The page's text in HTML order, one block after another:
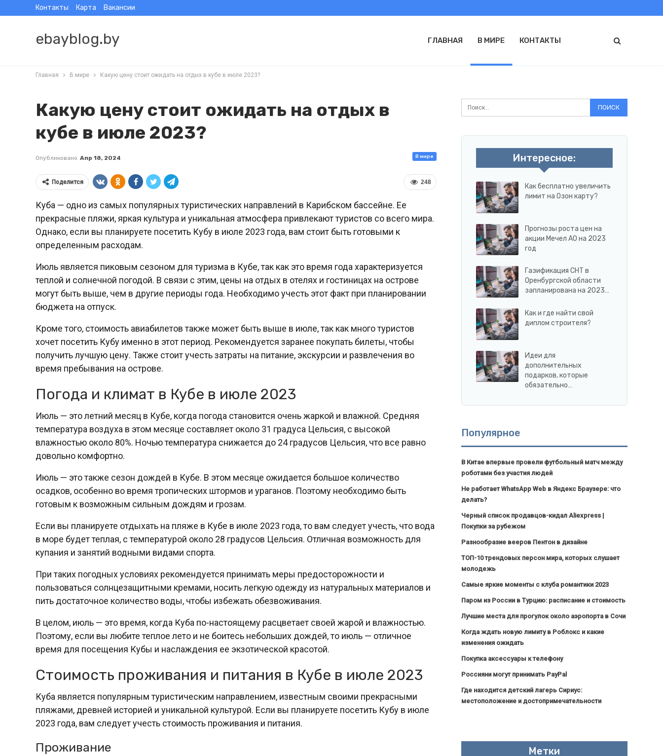
Контакты Карта Вакансии
ebayblog.by ГЛАВНАЯ В МИРЕ КОНТАКТЫ
Главная В мире Какую цену стоит ожидать на отдых в кубе в июле 2023?
Какую цену стоит ожидать на отдых в
кубе в июле 2023?
В мире
Опубликовано Апр 18, 2024
248
Поделится
Куба — одно из самых популярных туристических направлений в Карибском бассейне. Ее
прекрасные пляжи, яркая культура и уникальная атмосфера привлекают туристов со всего мира.
Однако, если вы планируете посетить Кубу в июле 2023 года, вам стоит быть готовыми к
определенным расходам.
Июль является пиковым сезоном для туризма в Кубе, так как это время года характеризуется
теплой и солнечной погодой. В связи с этим, цены на отдых в отелях и гостиницах на острове
могут быть выше, чем в другие периоды года. Необходимо учесть этот факт при планировании
бюджета на отпуск.
Кроме того, стоимость авиабилетов также может быть выше в июле, так как много туристов
хочет посетить Кубу именно в этот период. Рекомендуется заранее покупать билеты, чтобы
получить лучшую цену. Также стоит учесть затраты на питание, экскурсии и развлечения во
время пребывания на острове.
Погода и климат в Кубе в июле 2023
Июль — это летний месяц в Кубе, когда погода становится очень жаркой и влажной. Средняя
температура воздуха в этом месяце составляет около 31 градуса Цельсия, с высокой
влажностью около 80%. Ночью температура снижается до 24 градусов Цельсия, что все равно
довольно комфортно.
Июль — это также сезон дождей в Кубе. В этом месяце ожидается большое количество
осадков, особенно во время тропических штормов и ураганов. Поэтому необходимо быть
готовым к возможным сильным дождям и грозам.
Если вы планируете отдыхать на пляже в Кубе в июле 2023 года, то вам следует учесть, что вода
в море будет теплая, с температурой около 28 градусов Цельсия. Отличная возможность для
купания и занятий водными видами спорта.
При таких погодных условиях рекомендуется принимать меры предосторожности и
пользоваться солнцезащитными кремами, носить легкую одежду из натуральных материалов и
пить достаточное количество воды, чтобы избежать обезвоживания.
В целом, июль — это время, когда Куба по-настоящему расцветает своей жарой и влажностью.
Поэтому, если вы любите теплое лето и не боитесь небольших дождей, то июль — отличное
время для посещения Кубы и наслаждения ее экзотической красотой.
Стоимость проживания и питания в Кубе в июле 2023
Куба является популярным туристическим направлением, известным своими прекрасными
пляжами, древней историей и уникальной культурой. Если вы планируете посетить Кубу в июле
2023 года, вам следует учесть стоимость проживания и питания.
Проживание
Интересное:
Как бесплатно увеличить
лимит на Озон карту?
Прогнозы роста цен на
акции Мечел АО на 2023
год
Газификация СНТ в
Оренбургской области
запланирована на 2023…
Как и где найти свой
диплом строителя?
Идеи для
дополнительных
подарков, которые
обязательно…
Популярное
В Китае впервые провели футбольный матч между
роботами без участия людей
Не работает WhatsApp Web в Яндекс Браузере: что
делать?
Черный список продавцов-кидал Aliexpress |
Покупки за рубежом
Разнообразие вееров Пентон в дизайне
ТОП-10 трендовых персон мира, которых слушает
молодежь
Самые яркие моменты с клуба романтики 2023
Паром из России в Турцию: расписание и стоимость
Лучшие места для прогулок около аэропорта в Сочи
Когда ждать новую лимиту в Роблокс и какие
изменения ожидать
Покупка аксессуары к телефону
Россияни могут принимать PayPal
Где находится детский лагерь Сириус:
местоположение и достопримечательности
Метки